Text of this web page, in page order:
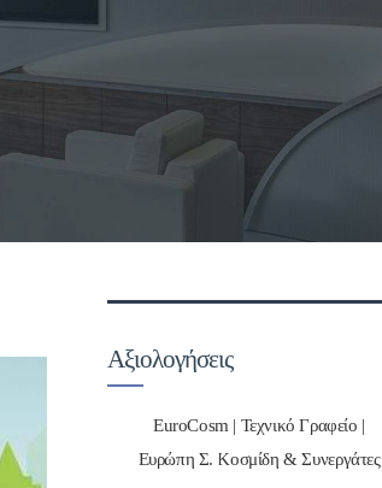
Αξιολογήσεις
EuroCosm | Τεχνικό Γραφείο |
Ευρώπη Σ. Κοσμίδη & Συνεργάτες